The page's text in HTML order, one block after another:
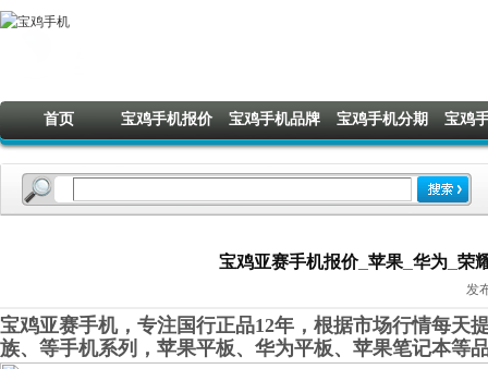
首页 宝鸡手机报价 宝鸡手机品牌 宝鸡手机分期 宝鸡
宝鸡亚赛手机报价_苹果_华为_荣
发
宝鸡亚赛手机，专注国行正品12年，根据市场行情每天
族、等手机系列，苹果平板、华为平板、苹果笔记本等